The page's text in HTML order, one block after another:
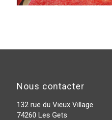
Nous contacter
132 rue du Vieux Village
74260 Les Gets